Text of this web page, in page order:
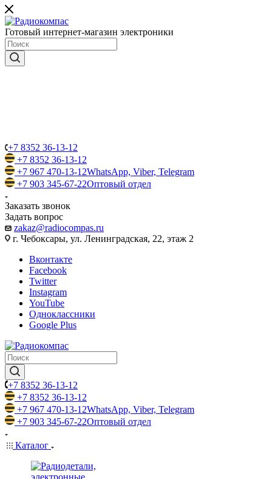
Готовый интернет-магазин электроники
+7 8352 36-13-12
+7 8352 36-13-12
+7 967 470-13-12WhatsApp, Viber, Telegram
+7 903 345-67-22Оптовый отдел
Заказать звонок
Задать вопрос
zakaz@radiocompas.ru
г. Чебоксары, ул. Ленинградская, 22, этаж 2
Вконтакте
Facebook
Twitter
Instagram
YouTube
Одноклассники
Google Plus
+7 8352 36-13-12
+7 8352 36-13-12
+7 967 470-13-12WhatsApp, Viber, Telegram
+7 903 345-67-22Оптовый отдел
Каталог